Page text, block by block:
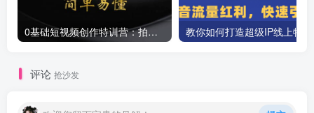
0基础短视频创作特训营：拍摄+剪辑+创作+变现方法
评论 抢沙发